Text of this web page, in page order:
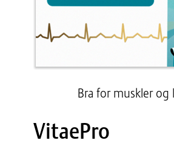
Bra for muskler og
VitaePro